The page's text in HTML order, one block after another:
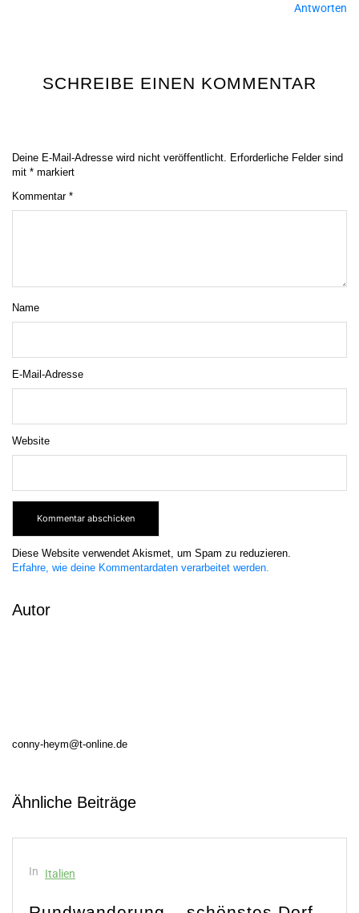
Antworten
SCHREIBE EINEN KOMMENTAR
Deine E-Mail-Adresse wird nicht veröffentlicht.
Erforderliche Felder sind
mit * markiert
Kommentar *
Name
E-Mail-Adresse
Website
Diese Website verwendet Akismet, um Spam zu reduzieren.
Erfahre, wie deine Kommentardaten verarbeitet werden.
Autor
conny-heym@t-online.de
Ähnliche Beiträge